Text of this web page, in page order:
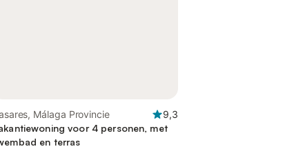
Málaga Provincie
9,3
voor 4 personen, met
en terras